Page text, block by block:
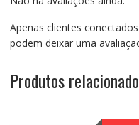
quantidade
Apenas clientes
podem deixar uma
Produtos